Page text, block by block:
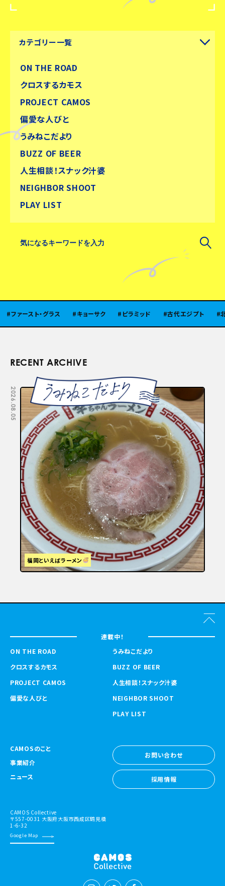
カテゴリー一覧
ON THE ROAD
クロスするカモス
PROJECT CAMOS
偏愛な人びと
うみねこだより
BUZZ OF BEER
人生相談！スナック汁婆
NEIGHBOR SHOOT
PLAY LIST
ト・グラス キョーサク ピラミッド 古代エジプト 北陸
RECENT ARCHIVE
2026.08.05
福岡といえばラーメン
連載中！
ON THE ROAD
クロスするカモス
PROJECT CAMOS
偏愛な人びと
うみねこだより
BUZZ OF BEER
人生相談！スナック汁婆
NEIGHBOR SHOOT
PLAY LIST
CAMOSのこと
事業紹介
ニュース
お問い合わせ
お問い合わせ
採用情報
CAMOS Collective
〒557-0031 大阪府大阪市西成区鶴見橋
1-6-32
Google Map